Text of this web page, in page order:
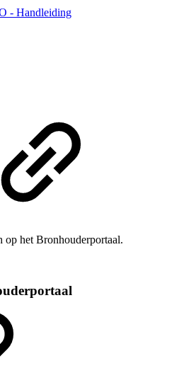
- Handleiding
het Bronhouderportaal.